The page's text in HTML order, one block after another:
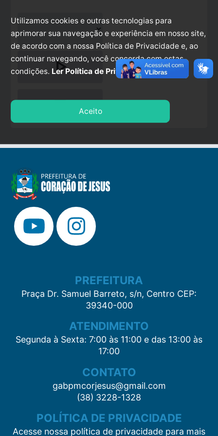
play_arrow
stop
PREFEITURA
Praça Dr. Samuel Barreto, s/n, Centro CEP:
39340-000
ATENDIMENTO
Segunda à Sexta: 7:00 às 11:00 e das 13:00 às
17:00
CONTATO
gabpmcorjesus@gmail.com
(38) 3228-1328
POLÍTICA DE PRIVACIDADE
Acesse nossa política de privacidade para mais
Utilizamos cookies e outras tecnologias para
aprimorar sua navegação e experiência em nosso site,
de acordo com a nossa Política de Privacidade e, ao
continuar navegando, você concorda com estas
condições. Ler Política de Privacidade.
Aceito